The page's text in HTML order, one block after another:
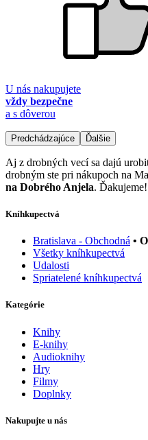
U nás nakupujete
vždy bezpečne
a s dôverou
Predchádzajúce Ďalšie
Aj z drobných vecí sa dajú
drobným ste pri nákupoch na
na Dobrého Anjela. Ďakujeme!
Kníhkupectvá
Bratislava - Obchodná •
Všetky kníhkupectvá
Udalosti
Spriatelené kníhkupectvá
Kategórie
Knihy
E-knihy
Audioknihy
Hry
Filmy
Doplnky
Nakupujte u nás